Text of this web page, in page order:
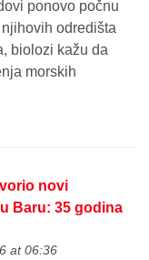
ponovo počnu
odredišta
biolozi kažu da
morskih
novi
Baru: 35 godina
at 06:36